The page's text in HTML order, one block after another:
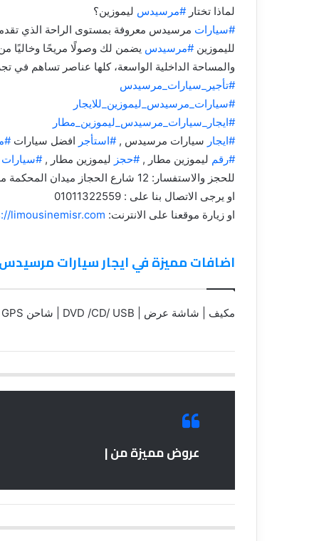
لماذا تختار#مرسيدس ليموزين؟
#سيارات مرسيدس معروفة بمستوى الراحة الذي
لليموزين#مرسيدس يضمن لك وصولًا مريحًا وخاليًا من
والمساحة الداخلية الواسعة، كلها عناصر تساهم في
#تأجير_سيارات_مرسيدس
#سيارات_مرسيدس_ليموزين_للايجار
#ايجار_سيارات_مرسيدس_ليموزين_مطار
#ايجار سيارات مرسيدس ,#استأجر افضل سيارات
#رقم ليموزين مطار ,#حجز ليموزين مطار ,#سيارات
للحجز والاستفسار: 12 شارع الحجاز ميدان المحكمة مصر الجديدة
او يرجى الاتصال بنا على : 01011322559
او زيارة موقعنا على الانترنت: limousinemisr.com
اضافات مميزة في ايجار سيارات
مكيف | شاشة عرض | DVD /CD/ USB | شاحن USB | GPS
عروض مميزة من |